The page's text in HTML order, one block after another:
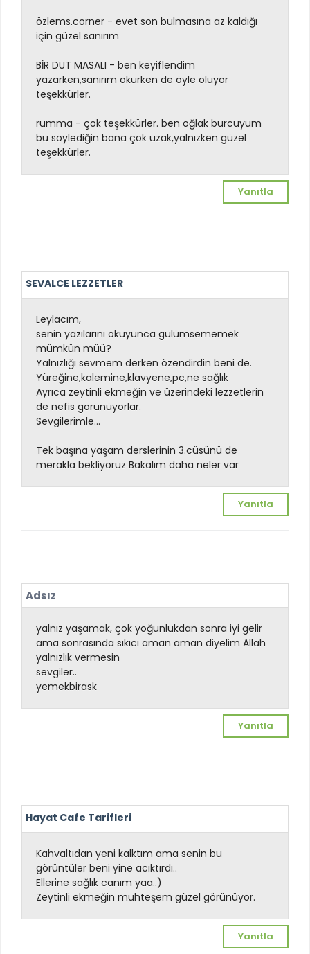
özlems.corner - evet son bulmasına az kaldığı
için güzel sanırım
BİR DUT MASALI - ben keyiflendim
yazarken,sanırım okurken de öyle oluyor
teşekkürler.
rumma - çok teşekkürler. ben oğlak burcuyum
bu söylediğin bana çok uzak,yalnızken güzel
teşekkürler.
Yanıtla
SEVALCE LEZZETLER
Leylacım,
senin yazılarını okuyunca gülümsememek
mümkün müü?
Yalnızlığı sevmem derken özendirdin beni de.
Yüreğine,kalemine,klavyene,pc,ne sağlık
Ayrıca zeytinli ekmeğin ve üzerindeki lezzetlerin
de nefis görünüyorlar.
Sevgilerimle...
Tek başına yaşam derslerinin 3.cüsünü de
merakla bekliyoruz Bakalım daha neler var
Yanıtla
Adsız
yalnız yaşamak, çok yoğunlukdan sonra iyi gelir
ama sonrasında sıkıcı aman aman diyelim Allah
yalnızlık vermesin
sevgiler..
yemekbirask
Yanıtla
Hayat Cafe Tarifleri
Kahvaltıdan yeni kalktım ama senin bu
görüntüler beni yine acıktırdı..
Ellerine sağlık canım yaa..)
Zeytinli ekmeğin muhteşem güzel görünüyor.
Yanıtla